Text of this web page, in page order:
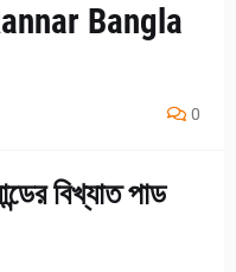
Bangla
0
বিখ্যাত পাড